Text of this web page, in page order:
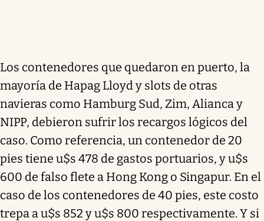
Los contenedores que quedaron en puerto, la
mayoría de Hapag Lloyd y slots de otras
navieras como Hamburg Sud, Zim, Alianca y
NIPP, debieron sufrir los recargos lógicos del
caso. Como referencia, un contenedor de 20
pies tiene u$s 478 de gastos portuarios, y u$s
600 de falso flete a Hong Kong o Singapur. En el
caso de los contenedores de 40 pies, este costo
trepa a u$s 852 y u$s 800 respectivamente. Y si